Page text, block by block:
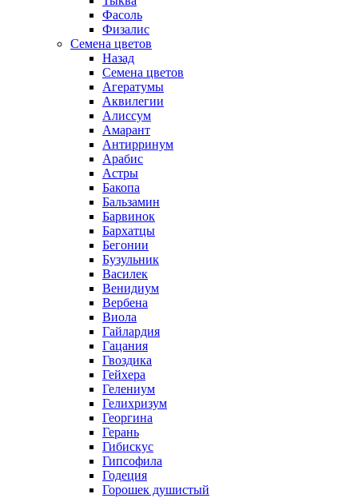
Фасоль
Физалис
Семена цветов
Назад
Семена цветов
Агератумы
Аквилегии
Алиссум
Амарант
Антирринум
Арабис
Астры
Бакопа
Бальзамин
Барвинок
Бархатцы
Бегонии
Бузульник
Василек
Венидиум
Вербена
Виола
Гайлардия
Гацания
Гвоздика
Гейхера
Гелениум
Гелихризум
Георгина
Герань
Гибискус
Гипсофила
Годеция
Горошек душистый